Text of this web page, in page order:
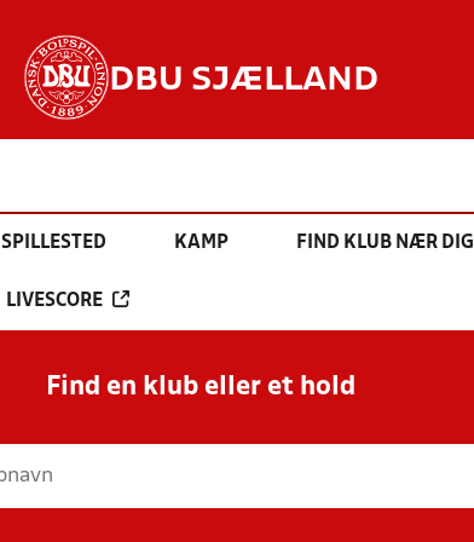
DBU SJÆLLAND
SPILLESTED KAMP FIND KLUB NÆR DIG
LIVESCORE
Find en klub eller et hold